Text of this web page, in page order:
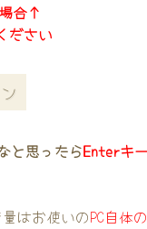
合↑
ださい
と思ったらEnterキ
はお使いのPC自体